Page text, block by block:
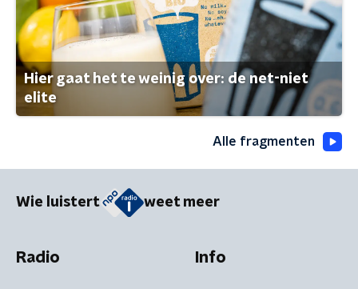
Hier gaat het te weinig over: de net-niet
elite
Alle fragmenten
Wie luistert weet meer
Radio Info